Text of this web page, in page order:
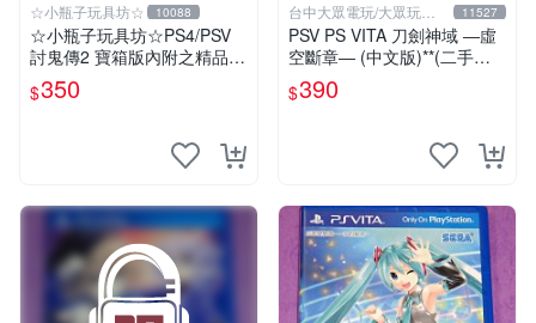
☆小瓶子玩具坊☆ 10088
☆小瓶子玩具坊☆PS4/PSV
討鬼傳2 寶箱版內附之精品--
原聲音樂CD (無遊戲卡匣唷)
$350
台中大眾電玩/大眾玩具
店
11527
PSV PS VITA 刀劍神域 ―虛
空斷章― (中文版)**(二手商
品)【台中大眾電玩】
$390